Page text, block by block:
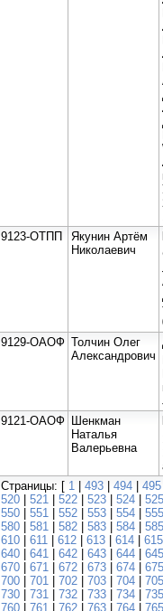
9123-ОТПП
Якунин Артём
Николаевич
9129-ОАОФ Толчин Олег
Александрович
9121-ОАОФ Шенкман
Наталья
Валерьевна
Страницы: [ 1 | 493 | 494 | 495
520 | 521 | 522 | 523 | 524 | 525
550 | 551 | 552 | 553 | 554 | 555
580 | 581 | 582 | 583 | 584 | 585
610 | 611 | 612 | 613 | 614 | 615
640 | 641 | 642 | 643 | 644 | 645
670 | 671 | 672 | 673 | 674 | 675
700 | 701 | 702 | 703 | 704 | 705
730 | 731 | 732 | 733 | 734 | 735
760 | 761 | 762 | 763 | 764 | 765